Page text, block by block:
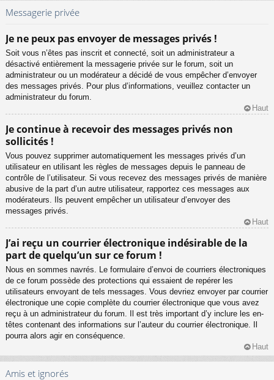
Messagerie privée
Je ne peux pas envoyer de messages privés !
Soit vous n’êtes pas inscrit et connecté, soit un administrateur a
désactivé entièrement la messagerie privée sur le forum, soit un
administrateur ou un modérateur a décidé de vous empêcher d’envoyer
des messages privés. Pour plus d’informations, veuillez contacter un
administrateur du forum.
Haut
Je continue à recevoir des messages privés non
sollicités !
Vous pouvez supprimer automatiquement les messages privés d’un
utilisateur en utilisant les règles de messages depuis le panneau de
contrôle de l’utilisateur. Si vous recevez des messages privés de manière
abusive de la part d’un autre utilisateur, rapportez ces messages aux
modérateurs. Ils peuvent empêcher un utilisateur d’envoyer des
messages privés.
Haut
J’ai reçu un courrier électronique indésirable de la
part de quelqu’un sur ce forum !
Nous en sommes navrés. Le formulaire d’envoi de courriers électroniques
de ce forum possède des protections qui essaient de repérer les
utilisateurs envoyant de tels messages. Vous devriez envoyer par courrier
électronique une copie complète du courrier électronique que vous avez
reçu à un administrateur du forum. Il est très important d’y inclure les en-
têtes contenant des informations sur l’auteur du courrier électronique. Il
pourra alors agir en conséquence.
Haut
Amis et ignorés